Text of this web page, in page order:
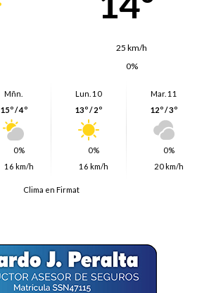
25 km/h
0%
Mñn.
15º / 4º
0%
16 km/h
Lun. 10
13º / 2º
0%
16 km/h
Mar. 11
12º / 3º
0%
20 km/h
Clima en Firmat